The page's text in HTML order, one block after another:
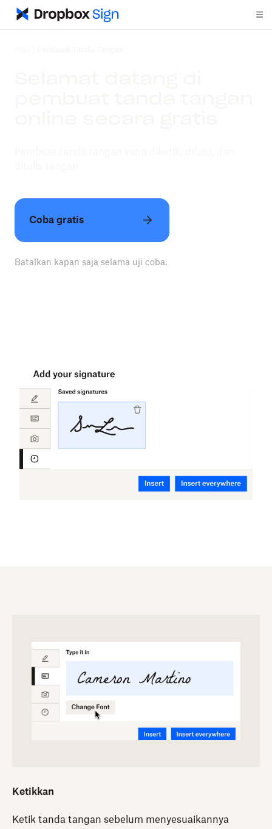
Coba gratis
Batalkan kapan saja selama uji coba.
Ketikkan
Ketik tanda tangan sebelum menyesuaikannya